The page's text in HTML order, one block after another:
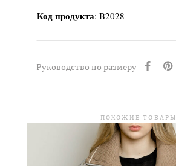
Код продукта: B2028
Руководство по размеру
ПОХОЖИЕ ТОВАРЫ